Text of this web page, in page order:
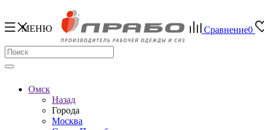
МЕНЮ Сравнение0
Омск
Назад
Города
Москва